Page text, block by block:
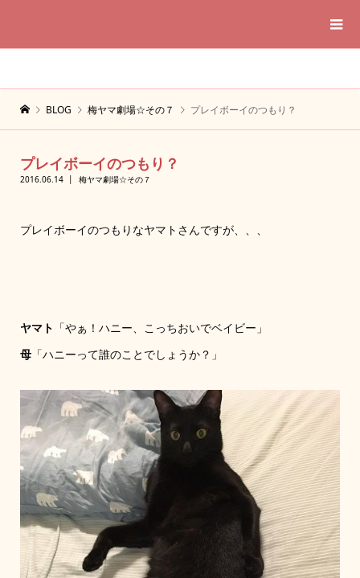
BLOG 梅ヤマ劇場☆その７ プレイボーイのつもり？
プレイボーイのつもり？
2016.06.14 梅ヤマ劇場☆その７
プレイボーイのつもりなヤマトさんですが、、、
ヤマト 「やぁ！ハニー、こっちおいでベイビー」
母「ハニーって誰のことでしょうか？」